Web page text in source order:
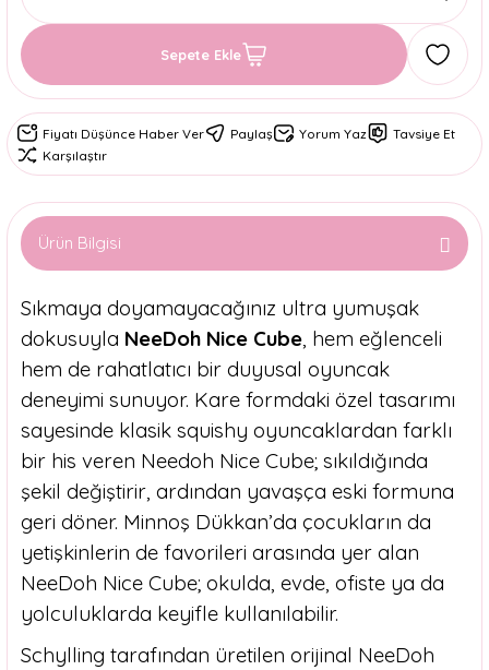
Sepete Ekle
Fiyatı Düşünce Haber Ver Paylaş Yorum Yaz
Tavsiye Et
Karşılaştır
Ürün Bilgisi
Sıkmaya doyamayacağınız ultra yumuşak
dokusuyla NeeDoh Nice Cube, hem eğlenceli
hem de rahatlatıcı bir duyusal oyuncak
deneyimi sunuyor. Kare formdaki özel tasarımı
sayesinde klasik squishy oyuncaklardan farklı
bir his veren Needoh Nice Cube; sıkıldığında
şekil değiştirir, ardından yavaşça eski formuna
geri döner. Minnoş Dükkan’da çocukların da
yetişkinlerin de favorileri arasında yer alan
NeeDoh Nice Cube; okulda, evde, ofiste ya da
yolculuklarda keyifle kullanılabilir.
Schylling tarafından üretilen orijinal NeeDoh